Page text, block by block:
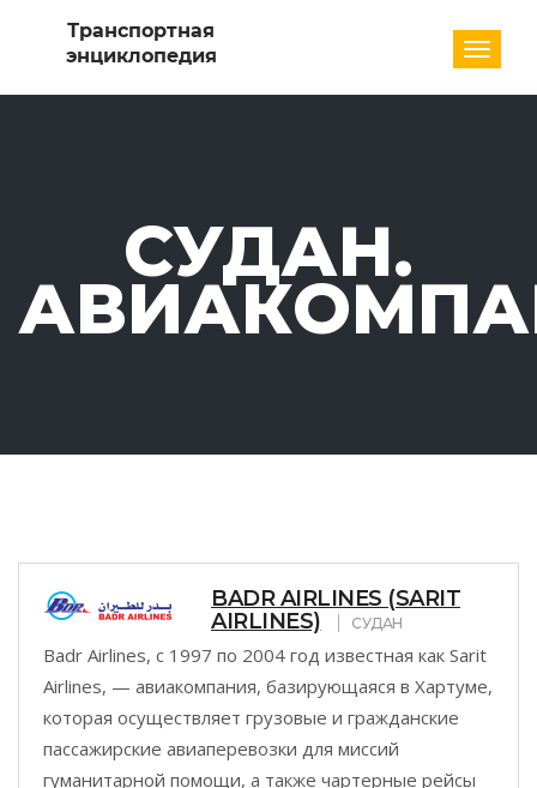
СУДАН.
BADR AIRLINES (SARIT
AIRLINES)
СУДАН
Badr Airlines, с 1997 по 2004 год известная как Sarit
Airlines, — авиакомпания, базирующаяся в Хартуме,
которая осуществляет грузовые и гражданские
пассажирские авиаперевозки для миссий
гуманитарной помощи, а также чартерные рейсы